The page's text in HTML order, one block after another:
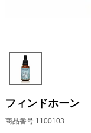
フィンドホーン
商品番号 1100103